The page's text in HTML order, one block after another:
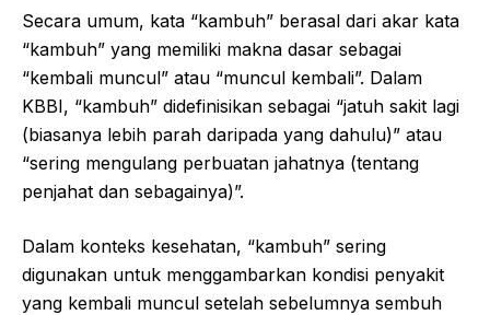
Secara umum, kata “kambuh” berasal dari akar kata
“kambuh” yang memiliki makna dasar sebagai
“kembali muncul” atau “muncul kembali”. Dalam
KBBI, “kambuh” didefinisikan sebagai “jatuh sakit lagi
(biasanya lebih parah daripada yang dahulu)” atau
“sering mengulang perbuatan jahatnya (tentang
penjahat dan sebagainya)”.
Dalam konteks kesehatan, “kambuh” sering
digunakan untuk menggambarkan kondisi penyakit
yang kembali muncul setelah sebelumnya sembuh